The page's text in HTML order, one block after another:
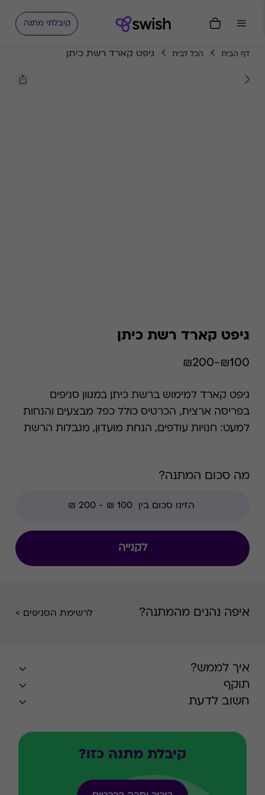
קיבלתי מתנה
דף הבית הכל לבית גיפט קארד רשת כיתן
גיפט קארד רשת כיתן
₪100-₪200
גיפט קארד למימוש ברשת כיתן במגוון סניפים
בפריסה ארצית, הכרטיס כולל כפל מבצעים והנחות
למעט: חנויות עודפים, הנחת מועדון, מגבלות הרשת
מה סכום המתנה?
לקנייה
איפה נהנים מהמתנה? לרשימת הסניפים >
איך לממש?
תוקף
חשוב לדעת
קיבלת מתנה כזו?